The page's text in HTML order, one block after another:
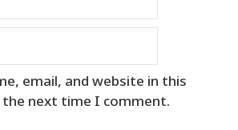
email, and website in this
next time I comment.